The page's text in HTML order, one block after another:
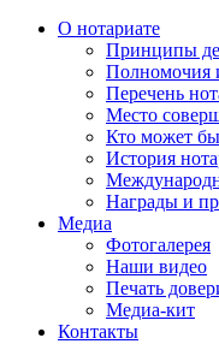
О нотариате
Принципы
Полномочия
Перечень
Место
Кто может
История
Награды и
Медиа
Фотогалерея
Наши видео
Печать
Медиа-кит
Контакты